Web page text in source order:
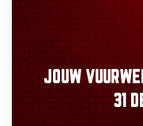
JOUW
31